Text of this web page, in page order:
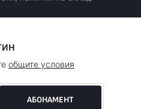
общите условия
АБОНАМЕНТ